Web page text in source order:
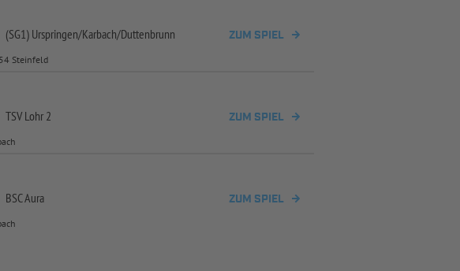
(SG1) Urspringen/Karbach/Duttenbrunn ZUM SPIEL
Steinfeld
TSV Lohr 2 ZUM SPIEL
BSC Aura ZUM SPIEL